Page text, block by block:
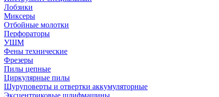
Лобзики
Миксеры
Отбойные молотки
Перфораторы
УШМ
Фены технические
Фрезеры
Пилы цепные
Циркулярные пилы
Шуруповерты и отвертки аккумуляторные
Эксцентриковые шлифмашины